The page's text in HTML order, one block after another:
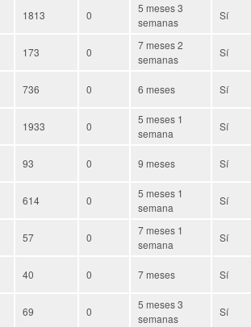
1813 0
5 meses 3
semanas
Sí
173 0
7 meses 2
semanas
Sí
736 0 6 meses Sí
1933 0
5 meses 1
semana
Sí
93 0 9 meses Sí
614 0
5 meses 1
semana
Sí
57 0
7 meses 1
semana
Sí
40 0 7 meses Sí
69 0
5 meses 3
semanas
Sí